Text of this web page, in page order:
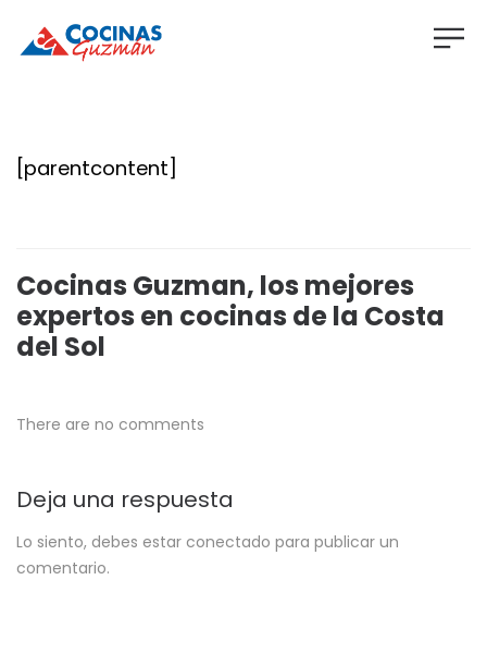
[parentcontent]
Cocinas Guzman, los mejores
expertos en cocinas de la Costa
del Sol
There are no comments
Deja una respuesta
Lo siento, debes estar conectado para publicar un
comentario.